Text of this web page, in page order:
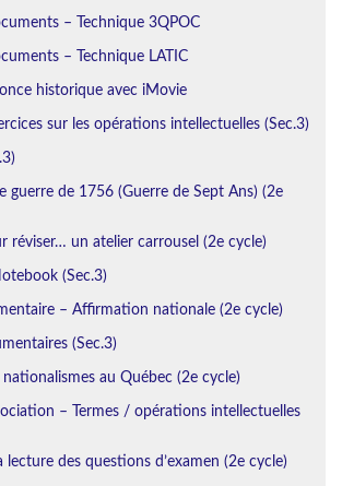
– Technique 3QPOC
– Technique LATIC
historique avec iMovie
sur les opérations intellectuelles (Sec.3)
guerre de 1756 (Guerre de Sept Ans) (2e
réviser… un atelier carrousel (2e cycle)
(Sec.3)
– Affirmation nationale (2e cycle)
(Sec.3)
au Québec (2e cycle)
– Termes / opérations intellectuelles
lecture des questions d’examen (2e cycle)